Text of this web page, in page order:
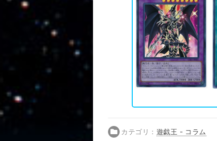
カテゴリ： 遊戯王 - コラム